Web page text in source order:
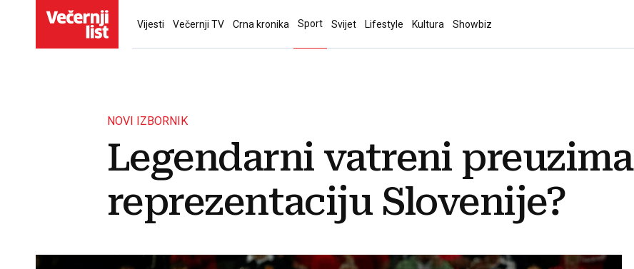
Vijesti Večernji TV Crna kronika Sport Svijet Lifestyle Kultura Showbiz
NOVI IZBORNIK
Legendarni vatreni preuzima
reprezentaciju Slovenije?